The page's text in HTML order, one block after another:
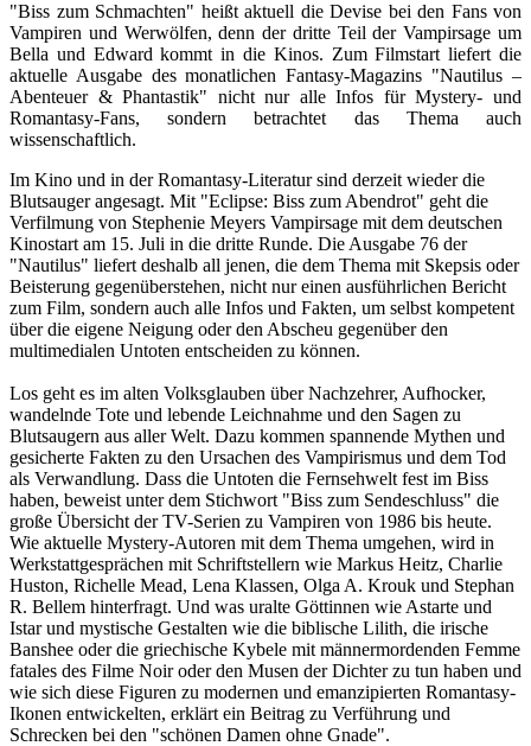
"Biss zum Schmachten" heißt aktuell die Devise bei den Fans von
Vampiren und Werwölfen, denn der dritte Teil der Vampirsage um
Bella und Edward kommt in die Kinos. Zum Filmstart liefert die
aktuelle Ausgabe des monatlichen Fantasy-Magazins "Nautilus –
Abenteuer & Phantastik" nicht nur alle Infos für Mystery- und
Romantasy-Fans, sondern betrachtet das Thema auch
wissenschaftlich.
Im Kino und in der Romantasy-Literatur sind derzeit wieder die
Blutsauger angesagt. Mit "Eclipse: Biss zum Abendrot" geht die
Verfilmung von Stephenie Meyers Vampirsage mit dem deutschen
Kinostart am 15. Juli in die dritte Runde. Die Ausgabe 76 der
"Nautilus" liefert deshalb all jenen, die dem Thema mit Skepsis oder
Beisterung gegenüberstehen, nicht nur einen ausführlichen Bericht
zum Film, sondern auch alle Infos und Fakten, um selbst kompetent
über die eigene Neigung oder den Abscheu gegenüber den
multimedialen Untoten entscheiden zu können.
Los geht es im alten Volksglauben über Nachzehrer, Aufhocker,
wandelnde Tote und lebende Leichnahme und den Sagen zu
Blutsaugern aus aller Welt. Dazu kommen spannende Mythen und
gesicherte Fakten zu den Ursachen des Vampirismus und dem Tod
als Verwandlung. Dass die Untoten die Fernsehwelt fest im Biss
haben, beweist unter dem Stichwort "Biss zum Sendeschluss" die
große Übersicht der TV-Serien zu Vampiren von 1986 bis heute.
Wie aktuelle Mystery-Autoren mit dem Thema umgehen, wird in
Werkstattgesprächen mit Schriftstellern wie Markus Heitz, Charlie
Huston, Richelle Mead, Lena Klassen, Olga A. Krouk und Stephan
R. Bellem hinterfragt. Und was uralte Göttinnen wie Astarte und
Istar und mystische Gestalten wie die biblische Lilith, die irische
Banshee oder die griechische Kybele mit männermordenden Femme
fatales des Filme Noir oder den Musen der Dichter zu tun haben und
wie sich diese Figuren zu modernen und emanzipierten Romantasy-
Ikonen entwickelten, erklärt ein Beitrag zu Verführung und
Schrecken bei den "schönen Damen ohne Gnade".